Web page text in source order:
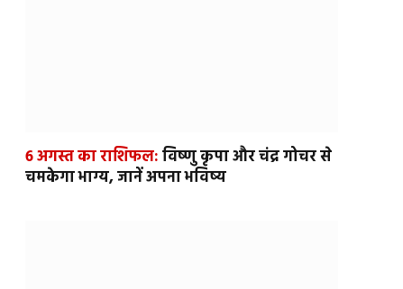
6 अगस्त का राशिफल:विष्णु कृपा और चंद्र गोचर से
चमकेगा भाग्य, जानें अपना भविष्य